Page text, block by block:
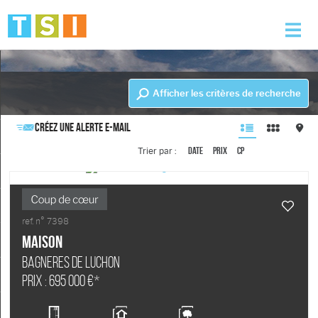
Accueil
L'agence
Alerte e-mail
Mon compte
Afficher les critères de recherche
Créez une alerte e-mail
Trier par : Date Prix CP
ref. n° 7398
Maison
BAGNERES DE LUCHON
Prix : 695 000 €*